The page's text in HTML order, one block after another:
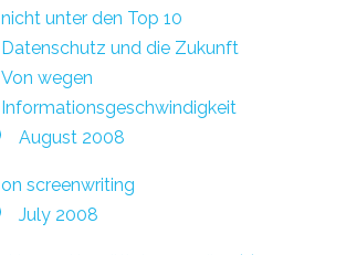
nicht unter den Top 10
Datenschutz und die Zukunft
Von wegen
Informationsgeschwindigkeit
August 2008
on screenwriting
July 2008